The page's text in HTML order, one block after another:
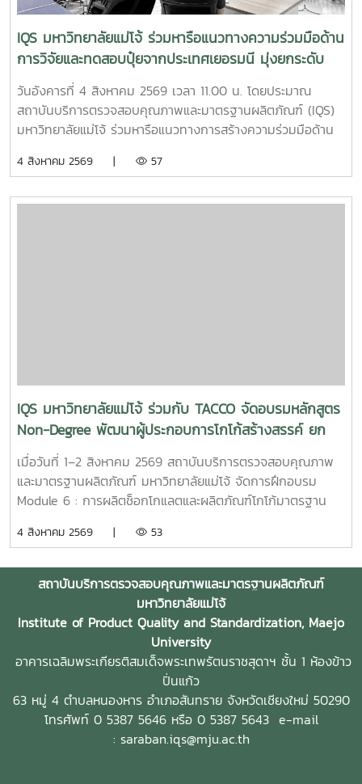
พัฒนา และถ่ายทอดองค์ความรู้ด้านปัจจัยการผลิตและการ
จัดการสิ่งแวดล้อมมาอย่างต่อเนื่อง จนนำไปสู่การพัฒนา
ผลิตภัณฑ์จุลินทรีย์ MMO ตราแม่โจ้ กรีน ซึ่งมีผลิตภัณฑ์สำหรับ
การใช้งานหลากหลายรูปแบบ รวมทั้งได้รับการรับรองมาตรฐาน
ปัจจัยการผลิตอินทรีย์ภายใต้ระบบ ACT-IFOAM จากสำนักงาน
มาตรฐานเกษตรอินทรีย์ (มกท.) ภายในกิจกรรม คณะผู้ปฏิบัติ
งานได้ให้ข้อมูลเกี่ยวกับคุณสมบัติ วิธีใช้ อัตราส่วนการผสม และ
งานของธุรกิจโรงแรม พร้อมสาธิตการใช้งานจริง โดยมุ่งเน้น
เขียว การนำจุลินทรีย์มาใช้เพื่อช่วยเพิ่มความอุดมสมบูรณ์ของ
การทำปุ๋ยหมักของมหาวิทยาลัยแม่โจ้ ด้านสุขอนามัยและระบบ
บำบัดของเสีย การประยุกต์ใช้จุลินทรีย์เพื่อช่วยลดกลิ่นไม่พึง
ประสงค์ บำบัดน้ำเสีย และย่อยสลายสารอินทรีย์บริเวณห้องครัว
ห้องน้ำ ท่อระบายน้ำ บ่อพักน้ำเสีย ถังเกรอะ และถังซึม ซึ่งเหมาะ
สำหรับอาคาร ร้านอาหาร และธุรกิจโรงแรม โดยผลิตภัณฑ์ MMO
สูตร 3 ได้รับการพัฒนาสำหรับการกำจัดกลิ่นและบำบัดน้ำเสียโดย
บริการและการสนับสนุนผลิตภัณฑ์สำหรับกลุ่มธุรกิจโรงแรม
พร้อมนำเสนอเงื่อนไขราคาพิเศษ ตลอดจนความพร้อมของทีมผู้
เชี่ยวชาญในการให้คำปรึกษา บรรยาย และสาธิตวิธีการใช้งานใน
พื้นที่จริง เพื่อให้บุคลากรของสถานประกอบการสามารถเลือกใช้
ผลิตภัณฑ์ได้อย่างถูกต้อง ปลอดภัย และเกิดประสิทธิภาพสูงสุด
การลงพื้นที่ดังกล่าวเป็นส่วนหนึ่งของภารกิจการถ่ายทอดองค์
ความรู้และส่งเสริมการนำผลงานวิจัยและนวัตกรรมของ
มหาวิทยาลัยแม่โจ้ไปใช้ประโยชน์ในภาคธุรกิจอย่างเป็นรูปธรรม
ตลอดจนสนับสนุนการบริหารจัดการพื้นที่สีเขียว ของเสีย น้ำเสีย
และสุขอนามัยภายในสถานประกอบการอย่างเป็นระบบ อันจะนำไป
สู่การดำเนินธุรกิจโรงแรมที่เป็นมิตรต่อสิ่งแวดล้อมและยั่งยืนใน
IQS มหาวิทยาลัยแม่โจ้ ร่วมหารือแนวทางความร่วมมือด้าน
การวิจัยและทดสอบปุ๋ยจากประเทศเยอรมนี มุ่งยกระดับ
นวัตกรรมการเกษตรไทย
วันอังคารที่ 4 สิงหาคม 2569 เวลา 11.00 น. โดยประมาณ
สถาบันบริการตรวจสอบคุณภาพและมาตรฐานผลิตภัณฑ์ (IQS)
มหาวิทยาลัยแม่โจ้ ร่วมหารือแนวทางการสร้างความร่วมมือด้าน
คุณภาพ ประสิทธิภาพ และความเหมาะสมของผลิตภัณฑ์ภายใต้
ไปประยุกต์ใช้ให้เกิดประโยชน์ต่อภาคการเกษตรอย่างเหมาะสมและ
โปร่งใส และสามารถตรวจสอบได้ ในด้านการดำเนินงาน
มหาวิทยาลัยแม่โจ้อาจทำหน้าที่เป็นหน่วยงานเจ้าภาพของ
โครงการวิจัย โดยสถาบันบริการตรวจสอบคุณภาพและมาตรฐาน
ผลิตภัณฑ์รับผิดชอบด้านการตรวจวิเคราะห์คุณภาพและ
มาตรฐานของผลิตภัณฑ์ พร้อมบูรณาการความร่วมมือกับคณะ
หรือหน่วยงานที่มีความเชี่ยวชาญด้านปฐพีศาสตร์ พืชศาสตร์
และเทคโนโลยีการผลิตพืช เพื่อร่วมกันออกแบบการทดลอง
ระบบ ทั้งนี้ แนวทางความร่วมมือดังกล่าวอาจดำเนินการร่วมกับ
งานภาครัฐและหน่วยงานที่เกี่ยวข้อง เพื่อให้การวิจัยมีความครบ
ถ้วนตามหลักวิชาการ และสามารถนำผลการศึกษาไปต่อยอดทั้งใน
เชิงวิชาการ เชิงนวัตกรรม และเชิงพาณิชย์ในอนาคต อันจะนำไป
สู่การพัฒนาเทคโนโลยีและนวัตกรรมด้านปุ๋ยที่ตอบโจทย์ภาค
การเกษตรไทยอย่างยั่งยืน
4 สิงหาคม 2569 | 57
IQS มหาวิทยาลัยแม่โจ้ ร่วมกับ TACCO จัดอบรมหลักสูตร
Non-Degree พัฒนาผู้ประกอบการโกโก้สร้างสรรค์ ยก
ระดับการแปรรูปช็อกโกแลตไทยสู่มาตรฐานสากล
เมื่อวันที่ 1–2 สิงหาคม 2569 สถาบันบริการตรวจสอบคุณภาพ
และมาตรฐานผลิตภัณฑ์ มหาวิทยาลัยแม่โจ้ จัดการฝึกอบรม
Module 6 : การผลิตช็อกโกแลตและผลิตภัณฑ์โกโก้มาตรฐาน
ประกาศนียบัตร (Non-Degree) "ผู้ประกอบการโกโก้สร้างสรรค์
Cocoa Entrepreneur and High-Value Processing
Technologist for Global Markets)" ณ อาคารเฉลิมพระเกียรติ
สมเด็จพระเทพรัตนราชสุดา ชั้น 2 สถาบันบริการตรวจสอบ
คุณภาพและมาตรฐานผลิตภัณฑ์ มหาวิทยาลัยแม่โจ้ การอบรม
ครั้งนี้มีผู้ประกอบการ เกษตรกร และผู้สนใจจากทั่วประเทศเข้า
ร่วม เพื่อพัฒนาทักษะด้านการแปรรูปโกโก้และการผลิต
ช็อกโกแลตคุณภาพสูง โดยได้รับเกียรติจาก คุณกันต์ อรุณ
ประพันธ์ เจ้าของร้าน Lolé ผู้เชี่ยวชาญด้านช็อกโกแลตคราฟต์
และ คุณบดินทร์ เจริญพงศ์ชัย นายกสมาคมการค้าโกโก้และ
ช็อกโกแลตไทย (Thai Cocoa and Chocolate Trade
4 สิงหาคม 2569 | 53
สถาบันบริการตรวจสอบคุณภาพและมาตรฐานผลิตภัณฑ์
มหาวิทยาลัยแม่โจ้
Institute of Product Quality and Standardization, Maejo
University
อาคารเฉลิมพระเกียรติสมเด็จพระเทพรัตนราชสุดาฯ ชั้น 1 ห้องข้าว
ปิ่นแก้ว
63 หมู่ 4 ตำบลหนองหาร อำเภอสันทราย จังหวัดเชียงใหม่ 50290
โทรศัพท์ 0 5387 5646 หรือ 0 5387 5643 e-mail
: saraban.iqs@mju.ac.th